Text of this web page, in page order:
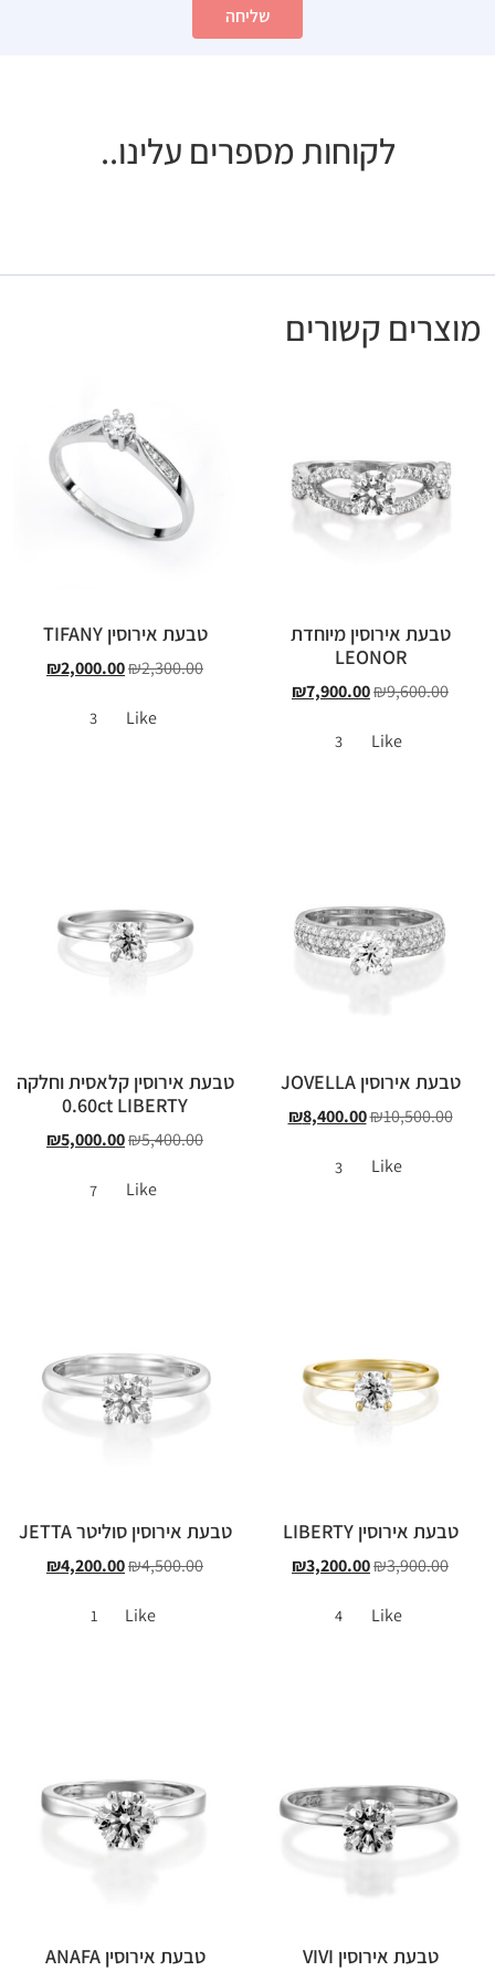
שליחה
לקוחות מספרים עלינו..
מוצרים קשורים
טבעת אירוסין מיוחדת
LEONOR
₪9,600.00
₪7,900.00
Like
3
טבעת אירוסין TIFANY
₪2,300.00
₪2,000.00
Like
3
טבעת אירוסין JOVELLA
₪10,500.00
₪8,400.00
Like
3
טבעת אירוסין קלאסית וחלקה
0.60ct LIBERTY
₪5,400.00
₪5,000.00
Like
7
טבעת אירוסין LIBERTY
₪3,900.00
₪3,200.00
Like
4
טבעת אירוסין סוליטר JETTA
₪4,500.00
₪4,200.00
Like
1
טבעת אירוסין VIVI טבעת אירוסין ANAFA